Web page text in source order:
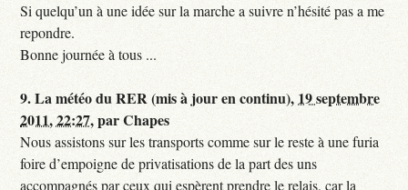
Si quelqu’un à une idée sur la marche a suivre n’hésité pas a me
repondre.
Bonne journée à tous ...
9.La météo du RER (mis à jour en continu), 19 septembre
2011, 22:27,parChapes
Nous assistons sur les transports comme sur le reste à une furia
foire d’empoigne de privatisations de la part des uns
accompagnés par ceux qui espèrent prendre le relais, car la